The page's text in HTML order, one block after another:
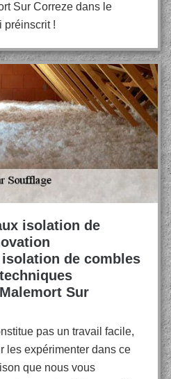
Sur Correze dans le
préinscrit !
isolation de
de combles
Sur
pas un travail facile,
les expérimenter dans ce
que nous vous